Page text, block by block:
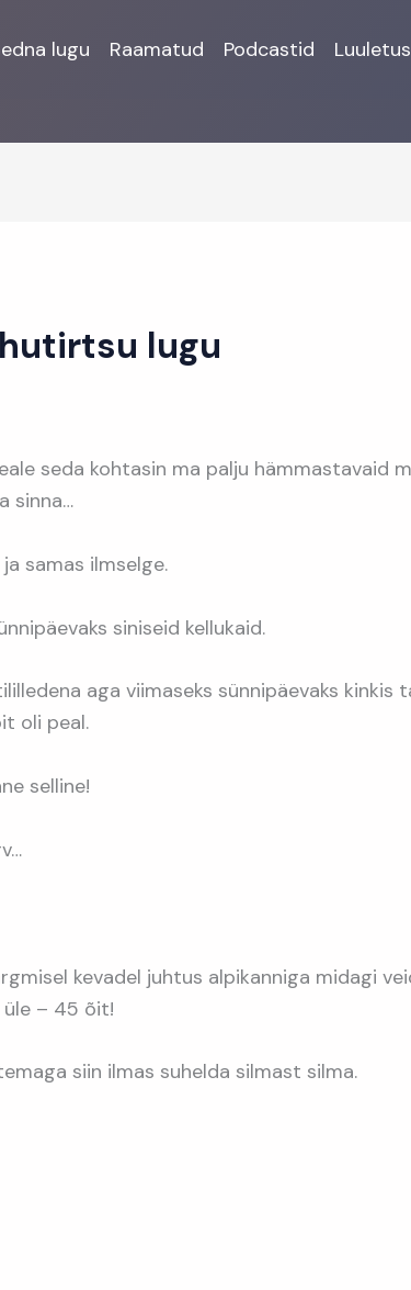
lugu Raamatud Podcastid
lugu
seda kohtasin ma palju hämmastavaid
sinna…
samas ilmselge.
siniseid kellukaid.
aga viimaseks sünnipäevaks kinkis
oli peal.
selline!
kevadel juhtus alpikanniga midagi
üle – 45 õit!
siin ilmas suhelda silmast silma.